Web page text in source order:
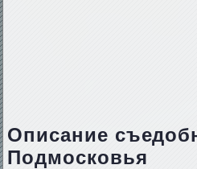
Описание
Подмосковья